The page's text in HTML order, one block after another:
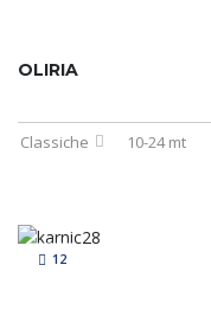
OLIRIA
Classiche 10-24 mt
12